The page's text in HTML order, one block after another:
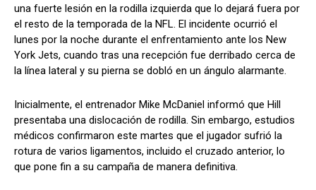
una fuerte lesión en la rodilla izquierda que lo dejará fuera por
el resto de la temporada de la NFL. El incidente ocurrió el
lunes por la noche durante el enfrentamiento ante los New
York Jets, cuando tras una recepción fue derribado cerca de
la línea lateral y su pierna se dobló en un ángulo alarmante.
Inicialmente, el entrenador Mike McDaniel informó que Hill
presentaba una dislocación de rodilla. Sin embargo, estudios
médicos confirmaron este martes que el jugador sufrió la
rotura de varios ligamentos, incluido el cruzado anterior, lo
que pone fin a su campaña de manera definitiva.